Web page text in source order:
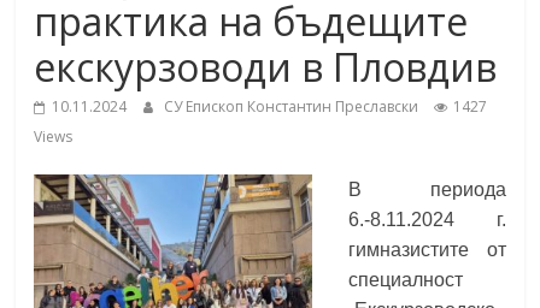
under the Erasmus+ Programme in
Malaga, Spain
School,
Burgas
училище
"Епископ
Константин
Преславски"
практика на бъдещите
екскурзоводи в Пловдив
10.11.2024 СУ Епископ Константин Преславски
1427
Views
В периода
6.-8.11.2024 г.
гимназистите от
специалност